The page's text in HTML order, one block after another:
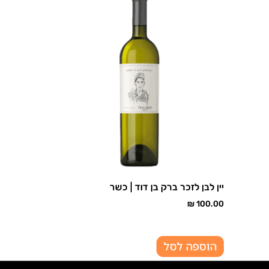
יין לבן לזכר ברק בן דוד | כשר
₪100.00
הוספה לסל